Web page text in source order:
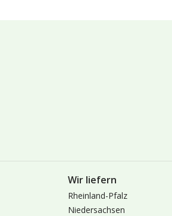
Wir liefern
Rheinland-Pfalz
Niedersachsen